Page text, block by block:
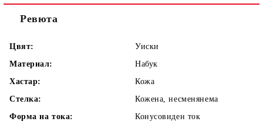
Ревюта
Цвят:
Уиски
Материал:
Набук
Хастар:
Кожа
Стелка:
Кожена, несменянема
Форма на тока:
Конусовиден ток